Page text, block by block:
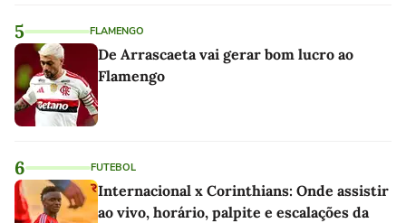
5 FLAMENGO
De Arrascaeta vai gerar bom lucro ao
Flamengo
6 FUTEBOL
Internacional x Corinthians: Onde assistir
ao vivo, horário, palpite e escalações da